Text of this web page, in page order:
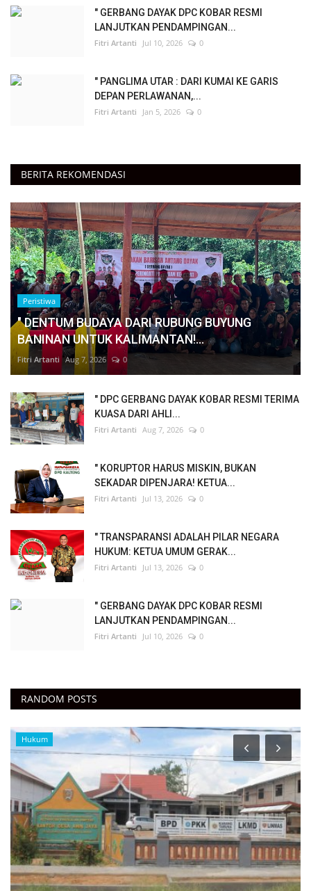
" GERBANG DAYAK DPC KOBAR RESMI
LANJUTKAN PENDAMPINGAN...
Fitri Artanti Jul 10, 2026 0
" PANGLIMA UTAR : DARI KUMAI KE GARIS
DEPAN PERLAWANAN,...
Fitri Artanti Jan 5, 2026 0
BERITA REKOMENDASI
Peristiwa
" DENTUM BUDAYA DARI RUBUNG BUYUNG
BANINAN UNTUK KALIMANTAN!...
Fitri Artanti Aug 7, 2026 0
" DPC GERBANG DAYAK KOBAR RESMI TERIMA
KUASA DARI AHLI...
Fitri Artanti Aug 7, 2026 0
" KORUPTOR HARUS MISKIN, BUKAN
SEKADAR DIPENJARA! KETUA...
Fitri Artanti Jul 13, 2026 0
" TRANSPARANSI ADALAH PILAR NEGARA
HUKUM: KETUA UMUM GERAK...
Fitri Artanti Jul 13, 2026 0
" GERBANG DAYAK DPC KOBAR RESMI
LANJUTKAN PENDAMPINGAN...
Fitri Artanti Jul 10, 2026 0
RANDOM POSTS
Hukum